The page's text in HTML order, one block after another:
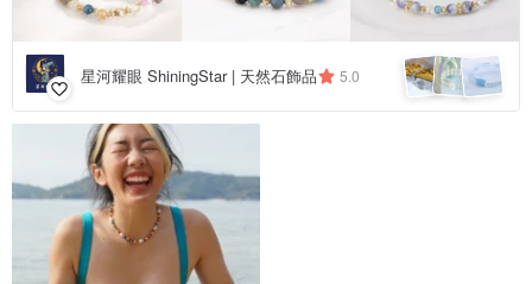
星河耀眼 ShiningStar | 天然石飾品 5.0